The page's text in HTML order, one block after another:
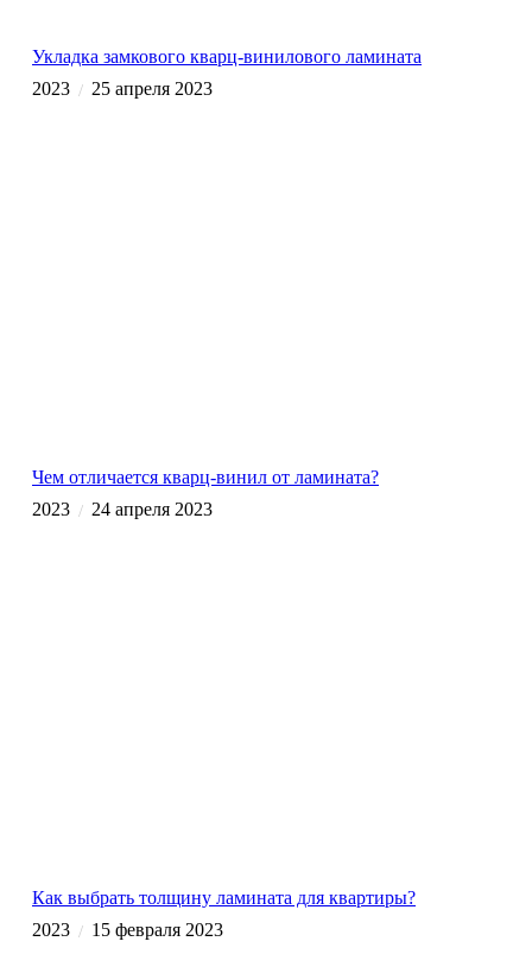
Укладка замкового кварц-винилового ламината
2023 / 25 апреля 2023
Чем отличается кварц-винил от ламината?
2023 / 24 апреля 2023
Как выбрать толщину ламината для квартиры?
2023 / 15 февраля 2023